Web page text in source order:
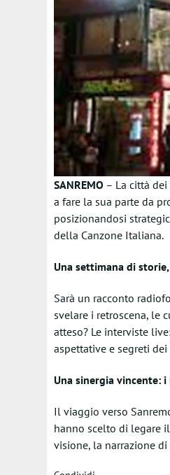
SANREMO – La città
a fare la sua parte da
posizionandosi
della Canzone Italiana.
Una settimana di
Sarà un racconto
svelare i retroscena, le
atteso? Le interviste
aspettative e segreti
Una sinergia vincente:
Il viaggio verso
hanno scelto di legare
visione, la narrazione di